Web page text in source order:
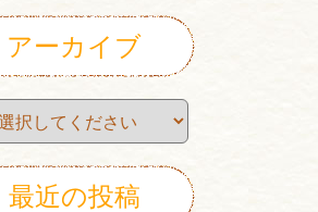
アーカイブ
最近の投稿